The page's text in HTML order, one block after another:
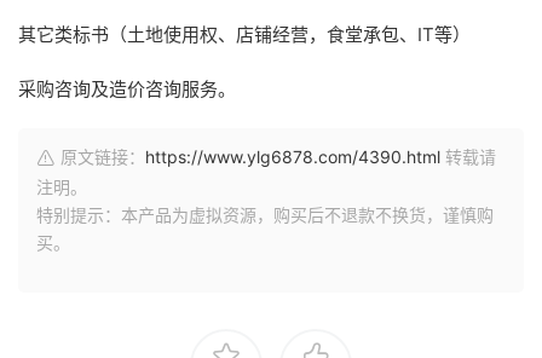
其它类标书（土地使用权、店铺经营，食堂承包、IT等）
采购咨询及造价咨询服务。
原文链接： https://www.ylg6878.com/4390.html 转载请
注明。
特别提示：本产品为虚拟资源，购买后不退款不换货，谨慎购
买。